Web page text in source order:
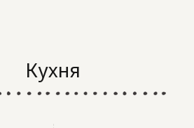
Кухня